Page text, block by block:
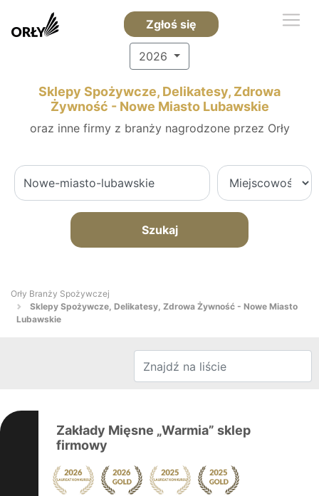
Zgłoś się
2026
Sklepy Spożywcze, Delikatesy, Zdrowa
Żywność - Nowe Miasto Lubawskie
oraz inne firmy z branży nagrodzone przez Orły
Szukaj
Orły Branży Spożywczej
Sklepy Spożywcze, Delikatesy, Zdrowa Żywność - Nowe Miasto
Lubawskie
Zakłady Mięsne „Warmia” sklep
firmowy